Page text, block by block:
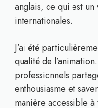
anglais, ce qui est
internationales.
J’ai été
qualité de
professionnels
enthousiasme et
manière accessible à